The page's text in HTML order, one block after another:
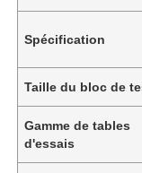
Spécification
Taille du bloc de
Gamme de tables
d'essais